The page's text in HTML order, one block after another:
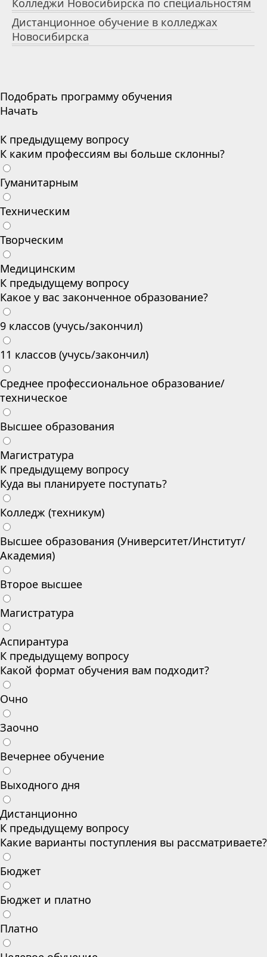
Колледжи Новосибирска по специальностям
Дистанционное обучение в колледжах
Новосибирска
Подобрать программу обучения
Начать
К предыдущему вопросу
К каким профессиям вы больше склонны?
Гуманитарным
Техническим
Творческим
Медицинским
К предыдущему вопросу
Какое у вас законченное образование?
9 классов (учусь/закончил)
11 классов (учусь/закончил)
Среднее профессиональное образование/
техническое
Высшее образования
Магистратура
К предыдущему вопросу
Куда вы планируете поступать?
Колледж (техникум)
Высшее образования (Университет/Институт/
Академия)
Второе высшее
Магистратура
Аспирантура
К предыдущему вопросу
Какой формат обучения вам подходит?
Очно
Заочно
Вечернее обучение
Выходного дня
Дистанционно
К предыдущему вопросу
Какие варианты поступления вы рассматриваете?
Бюджет
Бюджет и платно
Платно